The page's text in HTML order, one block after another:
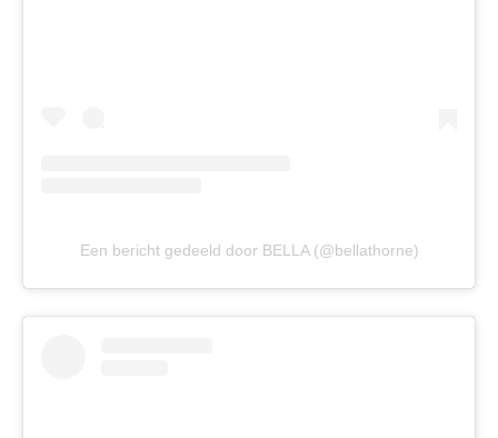
Een bericht gedeeld door BELLA (@bellathorne)